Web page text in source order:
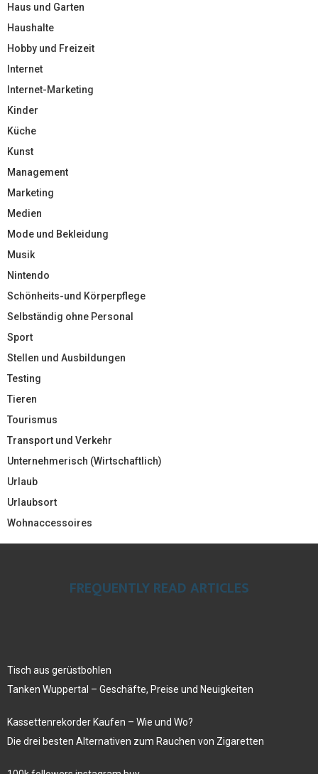
Haus und Garten
Haushalte
Hobby und Freizeit
Internet
Internet-Marketing
Kinder
Küche
Kunst
Management
Marketing
Medien
Mode und Bekleidung
Musik
Nintendo
Schönheits-und Körperpflege
Selbständig ohne Personal
Sport
Stellen und Ausbildungen
Testing
Tieren
Tourismus
Transport und Verkehr
Unternehmerisch (Wirtschaftlich)
Urlaub
Urlaubsort
Wohnaccessoires
FREQUENTLY READ ARTICLES
Tisch aus gerüstbohlen
Tanken Wuppertal – Geschäfte, Preise und Neuigkeiten
Kassettenrekorder Kaufen – Wie und Wo?
Die drei besten Alternativen zum Rauchen von Zigaretten